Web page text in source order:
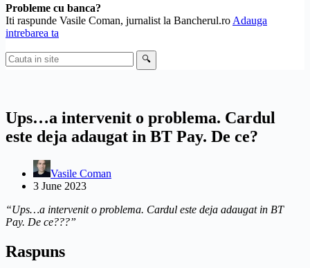
Probleme cu banca?
Iti raspunde Vasile Coman, jurnalist la Bancherul.ro Adauga
intrebarea ta
Cauta
in
🔍
Ups…a intervenit o problema. Cardul
este deja adaugat in BT Pay. De ce?
Vasile Coman
3 June 2023
“Ups…a intervenit o problema. Cardul este deja adaugat in BT
Pay. De ce???”
Raspuns